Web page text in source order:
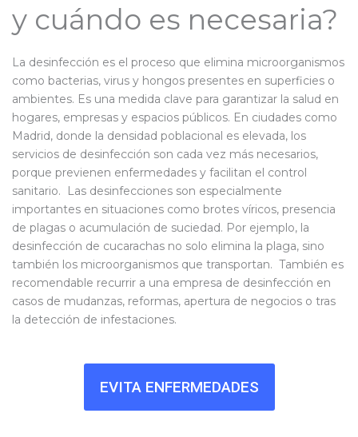
y cuándo es necesaria?
La desinfección es el proceso que elimina microorganismos
como bacterias, virus y hongos presentes en superficies o
ambientes. Es una medida clave para garantizar la salud en
hogares, empresas y espacios públicos. En ciudades como
Madrid, donde la densidad poblacional es elevada, los
servicios de desinfección son cada vez más necesarios,
porque previenen enfermedades y facilitan el control
sanitario. Las desinfecciones son especialmente
importantes en situaciones como brotes víricos, presencia
de plagas o acumulación de suciedad. Por ejemplo, la
desinfección de cucarachas no solo elimina la plaga, sino
también los microorganismos que transportan. También es
recomendable recurrir a una empresa de desinfección en
casos de mudanzas, reformas, apertura de negocios o tras
la detección de infestaciones.
EVITA ENFERMEDADES